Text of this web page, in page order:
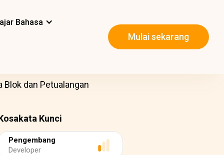
Bahasa
Mulai sekarang
Blok dan Petualangan
Kunci
Pengembang
Developer